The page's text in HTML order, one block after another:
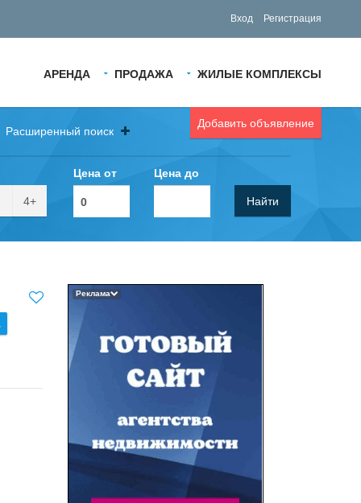
Вход Регистрация
АРЕНДА ПРОДАЖА ЖИЛЫЕ КОМПЛЕКСЫ
Добавить объявление
Расширенный поиск
4+
Цена от Цена до
Найти
Реклама